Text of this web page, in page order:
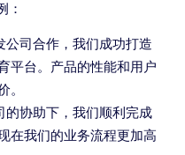
：
司合作，我们成功打造
平台。产品的性能和用户
。
的协助下，我们顺利完成
在我们的业务流程更加高